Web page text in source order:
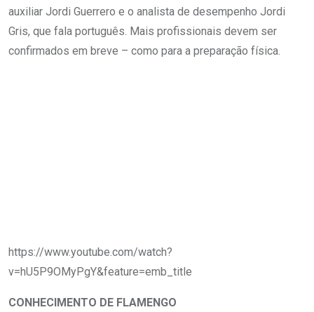
auxiliar Jordi Guerrero e o analista de desempenho Jordi
Gris, que fala português. Mais profissionais devem ser
confirmados em breve – como para a preparação física.
https://www.youtube.com/watch?
v=hU5P9OMyPgY&feature=emb_title
CONHECIMENTO DE FLAMENGO